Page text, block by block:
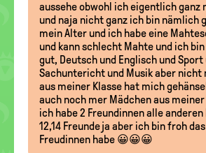
aussehe obwohl ich eigentlich ganz
und naja nicht ganz ich bin nämlich
mein Alter und ich habe eine
und kann schlecht Mahte und ich
gut, Deutsch und Englisch und Sport
Sachuntericht und Musik aber nicht
aus meiner Klasse hat mich
auch noch mer Mädchen aus meiner
ich habe 2 Freundinnen alle anderen
12,14 Freunde ja aber ich bin froh
Freudinnen habe 😀😀😀